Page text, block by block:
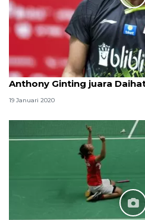
Anthony Ginting juara
19 Januari 2020